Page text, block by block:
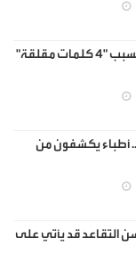
رحلة جوية تتحول إلى كابوس بسبب "4 كلمات مقلقة"
أطباء يكشفون من
التقاعد قد يأتي على